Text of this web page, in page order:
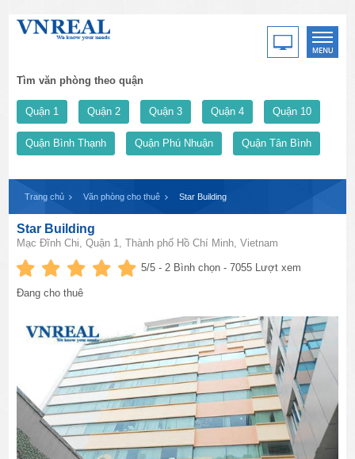
Tìm văn phòng theo quận
Quận 1 Quận 2 Quận 3 Quận 4 Quận 10
Quận Bình Thạnh Quận Phú Nhuận Quận Tân Bình
Trang chủ Văn phòng cho thuê Star Building
Star Building
Mạc Đĩnh Chi, Quận 1, Thành phố Hồ Chí Minh, Vietnam
5/5 -2 Bình chọn - 7055 Lượt xem
Đang cho thuê